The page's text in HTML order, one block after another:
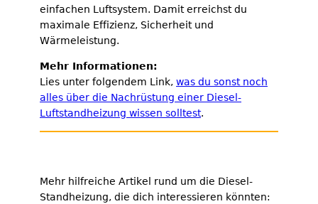
einfachen Luftsystem. Damit erreichst du
maximale Effizienz, Sicherheit und
Wärmeleistung.
Mehr Informationen:
Lies unter folgendem Link, was du sonst noch
alles über die Nachrüstung einer Diesel-
Luftstandheizung wissen solltest.
Mehr hilfreiche Artikel rund um die Diesel-
Standheizung, die dich interessieren könnten: